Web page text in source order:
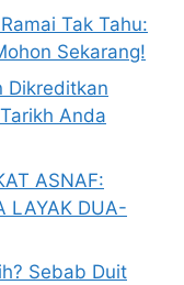
Tak Tahu:
Sekarang!
Dikreditkan
Anda
ASNAF:
LAYAK DUA-
Sebab Duit